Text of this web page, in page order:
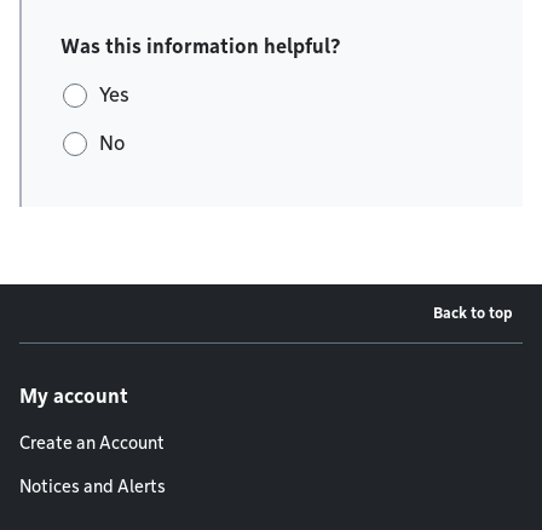
Was this information helpful?
Yes
No
Back to top
My account
Create an Account
Notices and Alerts